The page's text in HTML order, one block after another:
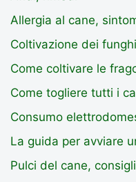
Allergia al cane,
Coltivazione dei
Come coltivare le
Come togliere tutti i
Consumo
La guida per avviare
Pulci del cane,